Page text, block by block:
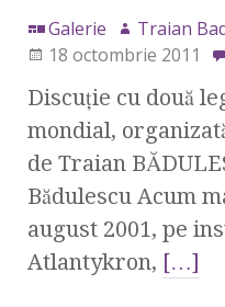
Galerie
Traian
18 octombrie 2011
Discuţie cu două
mondial,
de Traian
Bădulescu Acum
august 2001, pe
Atlantykron, […]